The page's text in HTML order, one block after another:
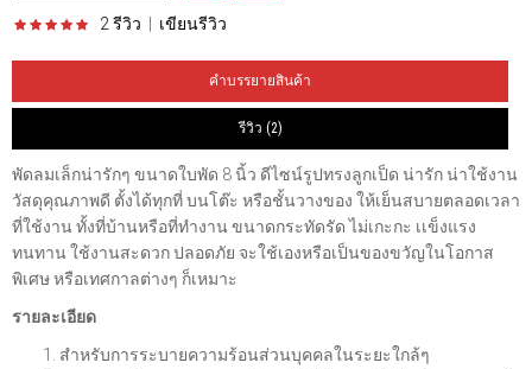
2 รีวิว เขียนรีวิว
คำบรรยายสินค้า
รีวิว (2)
พัดลมเล็กน่ารักๆ ขนาดใบพัด 8 นิ้ว ดีไซน์รูปทรงลูกเป็ด น่ารัก น่าใช้งาน
วัสดุคุณภาพดี ตั้งได้ทุกที่ บนโต๊ะ หรือชั้นวางของ ให้เย็นสบายตลอดเวลา
ที่ใช้งาน ทั้งที่บ้านหรือที่ทำงาน ขนาดกระทัดรัด ไม่เกะกะ เเข็งแรง
ทนทาน ใช้งานสะดวก ปลอดภัย จะใช้เองหรือเป็นของขวัญในโอกาส
พิเศษ หรือเทศกาลต่างๆ ก็เหมาะ
รายละเอียด
สำหรับการระบายความร้อนส่วนบุคคลในระยะใกล้ๆ